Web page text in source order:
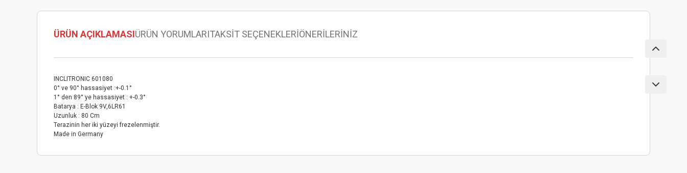
ÜRÜN AÇIKLAMASIÜRÜN YORUMLARITAKSİT SEÇENEKLERİÖNERİLERİNİZ
INCLITRONIC 601080
0° ve 90° hassasiyet :+-0.1°
1° den 89° ye hassasiyet : +-0.3°
Batarya : E-Blok 9V,6LR61
Uzunluk : 80 Cm
Terazinin her iki yüzeyi frezelenmiştir.
Made in Germany